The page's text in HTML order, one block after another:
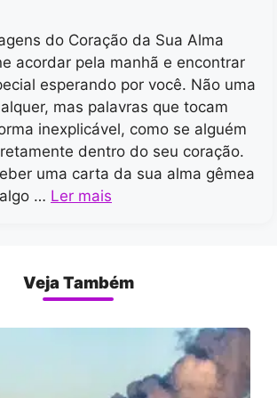
do Coração da Sua Alma
acordar pela manhã e encontrar
esperando por você. Não uma
mas palavras que tocam
inexplicável, como se alguém
dentro do seu coração.
uma carta da sua alma gêmea
… Ler mais
Veja Também